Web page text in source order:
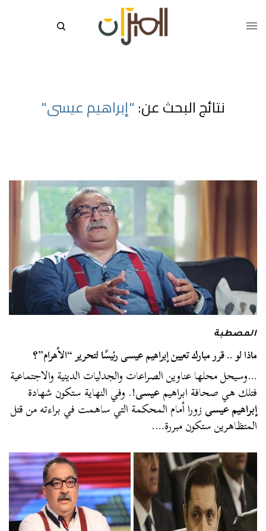
نتائج البحث عن: "إبراهيم عيسى"
المصطبة
ماذا لو .. قرر مبارك تعيين إبراهيم عيسى رئيسًا لتحرير “الأهرام”؟
…وسيحل محلها عناوين الصراعات والجدليات الدينية والاجتماعية
فتلك هي صحافة ابراهيمعيسى!. وفي النهاية ستكون شهادة
إبراهيم عيسىزورا أمام المحكمة التي ساهمت في براءته من قتل
المتظاهرين ستكون مبررة….